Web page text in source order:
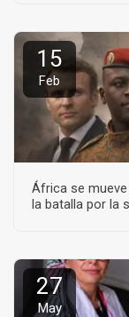
15
Feb
África se
la batalla por la
27
May